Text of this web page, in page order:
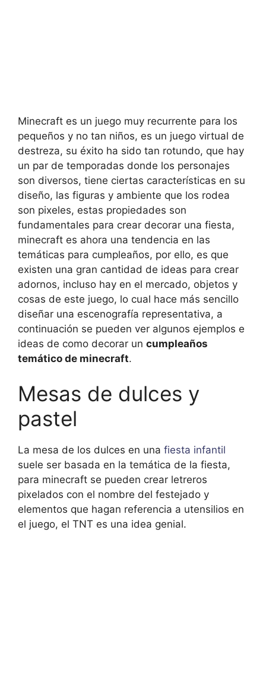
Minecraft es un juego muy recurrente para los
pequeños y no tan niños, es un juego virtual de
destreza, su éxito ha sido tan rotundo, que hay
un par de temporadas donde los personajes
son diversos, tiene ciertas características en su
diseño, las figuras y ambiente que los rodea
son pixeles, estas propiedades son
fundamentales para crear decorar una fiesta,
minecraft es ahora una tendencia en las
temáticas para cumpleaños, por ello, es que
existen una gran cantidad de ideas para crear
adornos, incluso hay en el mercado, objetos y
cosas de este juego, lo cual hace más sencillo
diseñar una escenografía representativa, a
continuación se pueden ver algunos ejemplos e
ideas de como decorar un cumpleaños
temático de minecraft.
Mesas de dulces y
pastel
La mesa de los dulces en una fiesta infantil
suele ser basada en la temática de la fiesta,
para minecraft se pueden crear letreros
pixelados con el nombre del festejado y
elementos que hagan referencia a utensilios en
el juego, el TNT es una idea genial.